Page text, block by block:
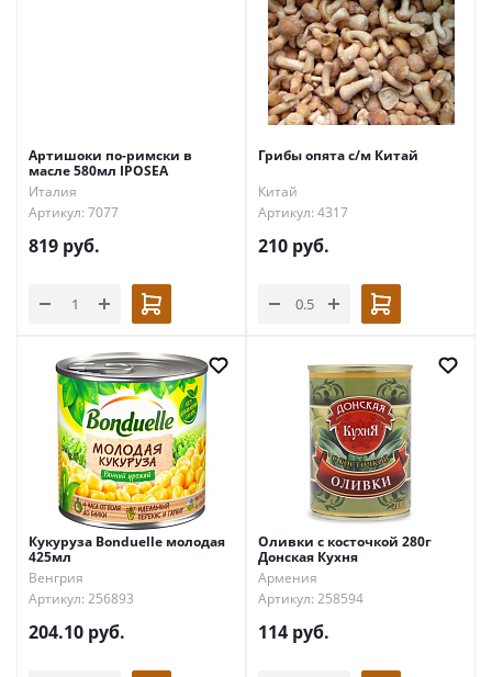
Артишоки по-римски в
масле 580мл IPOSEA
Италия
Артикул: 7077
819 руб.
Грибы опята с/м Китай
Китай
Артикул: 4317
210 руб.
Кукуруза Bonduelle молодая
425мл
Венгрия
Артикул: 256893
204.10 руб.
Оливки с косточкой 280г
Донская Кухня
Армения
Артикул: 258594
114 руб.